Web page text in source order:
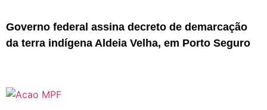
Governo federal assina decreto de demarcação
da terra indígena Aldeia Velha, em Porto Seguro